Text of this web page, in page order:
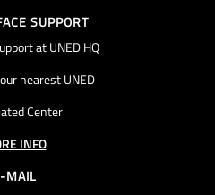
SUPPORT
at UNED HQ
nearest UNED
Center
INFO
MAIL